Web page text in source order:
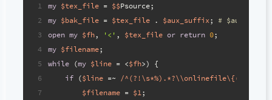
1
2
3
4
5
6
7
my $tex_file = $$Psource;
my $bak_file = $tex_file . $aux_suffix ; # $aux_suffix
open my $fh, '<' , $tex_file or return 0;
my $filename;
while (my $line = <$fh>) {
if ($line =~
/
$filename = $1 ;